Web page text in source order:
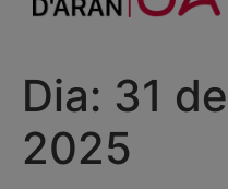
Dia: 31
2025